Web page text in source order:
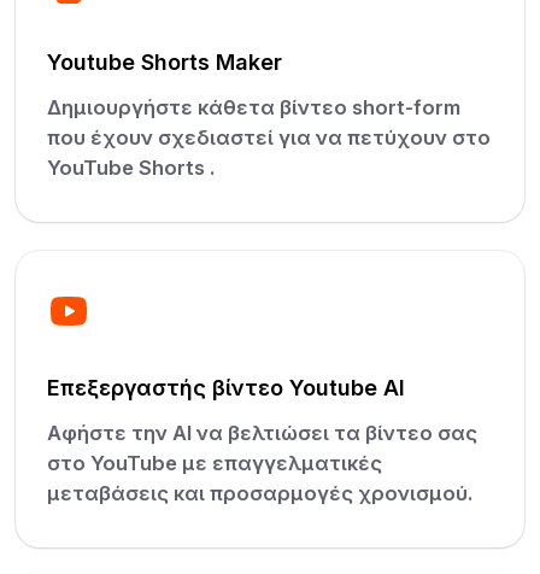
Youtube Shorts Maker
Δημιουργήστε κάθετα βίντεο short-form
που έχουν σχεδιαστεί για να πετύχουν στο
YouTube Shorts .
Επεξεργαστής βίντεο Youtube AI
Αφήστε την AI να βελτιώσει τα βίντεο σας
στο YouTube με επαγγελματικές
μεταβάσεις και προσαρμογές χρονισμού.